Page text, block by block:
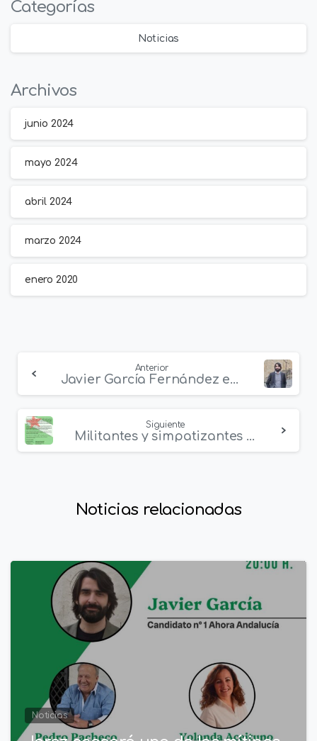
Categorías
Noticias
Archivos
junio 2024
mayo 2024
abril 2024
marzo 2024
enero 2020
Reading
Anterior
Javier García Fernández encabezará la candidatura Ahora Andalucía – Andalucistas
Siguiente
Militantes y simpatizantes de Adelante Andalucía Granada se unen y piden apoyo para la candidatura Ahora Andalucía como única candidatura andaluza en las próximas elecciones europeas.
Noticias relacionadas
Noticias